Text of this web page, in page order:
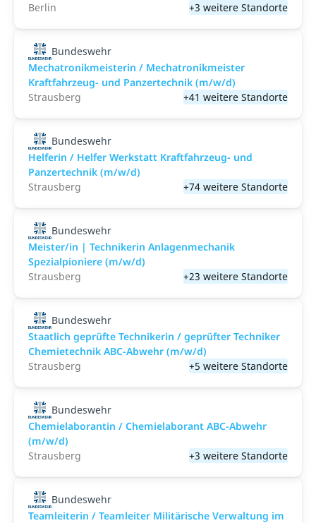
Berlin
+3 weitere Standorte
Bundeswehr
Mechatronikmeisterin / Mechatronikmeister
Kraftfahrzeug- und Panzertechnik (m/w/d)
Strausberg
+41 weitere Standorte
Bundeswehr
Helferin / Helfer Werkstatt Kraftfahrzeug- und
Panzertechnik (m/w/d)
Strausberg
+74 weitere Standorte
Bundeswehr
Meister/in | Technikerin Anlagenmechanik
Spezialpioniere (m/w/d)
Strausberg
+23 weitere Standorte
Bundeswehr
Staatlich geprüfte Technikerin / geprüfter Techniker
Chemietechnik ABC-Abwehr (m/w/d)
Strausberg
+5 weitere Standorte
Bundeswehr
Chemielaborantin / Chemielaborant ABC-Abwehr
(m/w/d)
Strausberg
+3 weitere Standorte
Bundeswehr
Teamleiterin / Teamleiter Militärische Verwaltung im